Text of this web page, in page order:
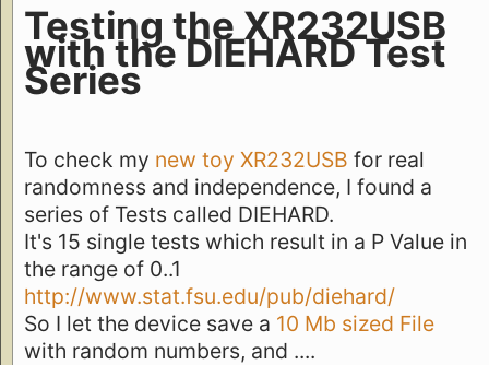
Testing the XR232USB
with the DIEHARD Test
Series
To check my new toy XR232USB for real
randomness and independence, I found a
series of Tests called DIEHARD.
It's 15 single tests which result in a P Value in
the range of 0..1
http://www.stat.fsu.edu/pub/diehard/
So I let the device save a 10 Mb sized File
with random numbers, and ....